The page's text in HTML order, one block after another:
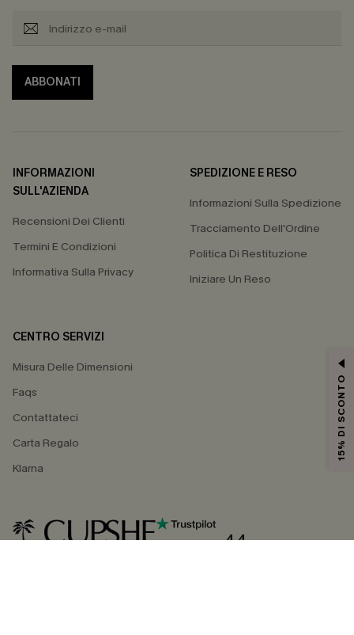
ABBONATI
INFORMAZIONI
SULL'AZIENDA
Recensioni Dei Clienti
Termini E Condizioni
Informativa Sulla Privacy
SPEDIZIONE E RESO
Informazioni Sulla Spedizione
Tracciamento Dell'Ordine
Politica Di Restituzione
Iniziare Un Reso
CENTRO SERVIZI
Misura Delle Dimensioni
Faqs
Contattateci
Carta Regalo
Klarna
4.4
15% DI SCONTO